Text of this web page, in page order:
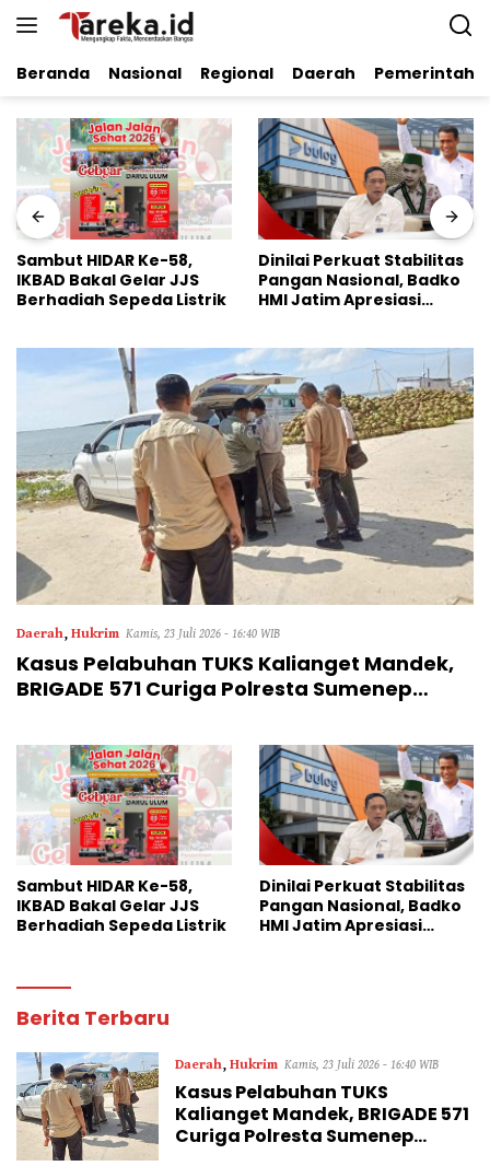
Beranda Nasional Regional Daerah
Sambut HIDAR Ke-58,
IKBAD Bakal Gelar JJS
Berhadiah Sepeda Listrik
Dinilai Perkuat Stabilitas
Pangan Nasional, Badko
HMI Jatim Apresiasi
Daerah, Hukrim Kamis, 23 Juli 2026 - 16:40 WIB
Kasus Pelabuhan TUKS Kalianget Mandek,
BRIGADE 571 Curiga Polresta Sumenep
Sambut HIDAR Ke-58,
IKBAD Bakal Gelar JJS
Berhadiah Sepeda Listrik
Dinilai Perkuat Stabilitas
Pangan Nasional, Badko
HMI Jatim Apresiasi
Tareka
Berita Terbaru
Daerah, Hukrim Kamis, 23 Juli 2026 - 16:40 WIB
Kasus Pelabuhan TUKS
Kalianget Mandek, BRIGADE 571
Curiga Polresta Sumenep